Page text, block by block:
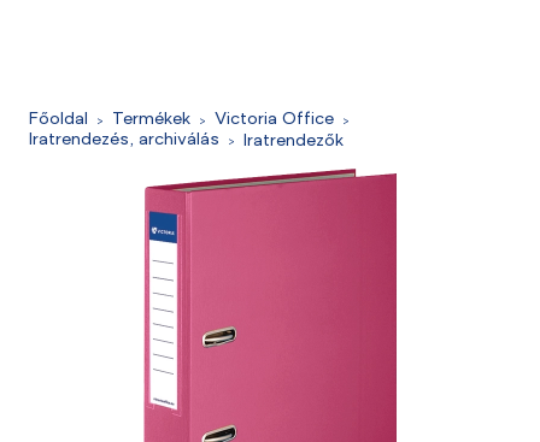
Főoldal Termékek
Victoria Office
Iratrendezés, archiválás
Iratrendezők